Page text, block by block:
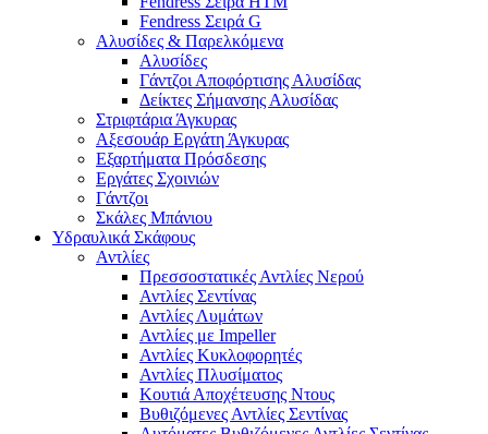
Fendress Σειρά G
Αλυσίδες & Παρελκόμενα
Αλυσίδες
Γάντζοι Αποφόρτισης Αλυσίδας
Δείκτες Σήμανσης Αλυσίδας
Στριφτάρια Άγκυρας
Αξεσουάρ Εργάτη Άγκυρας
Εξαρτήματα Πρόσδεσης
Εργάτες Σχοινιών
Γάντζοι
Σκάλες Μπάνιου
Υδραυλικά Σκάφους
Αντλίες
Πρεσσοστατικές Αντλίες Νερού
Αντλίες Σεντίνας
Αντλίες Λυμάτων
Αντλίες με Impeller
Αντλίες Κυκλοφορητές
Αντλίες Πλυσίματος
Κουτιά Αποχέτευσης Ντους
Βυθιζόμενες Αντλίες Σεντίνας